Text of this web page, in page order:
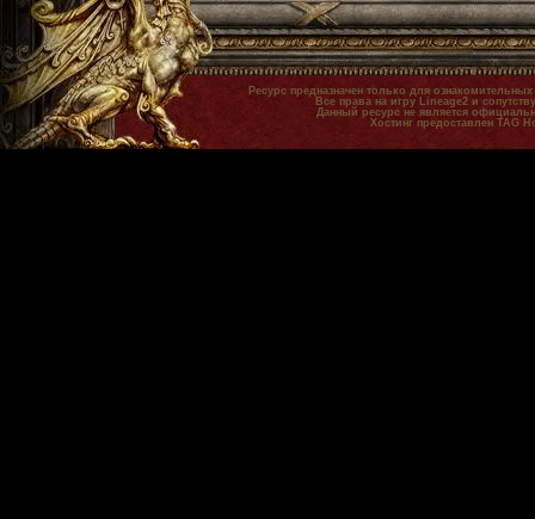
Ресурс предназначен только для
Все права на игру Lineage2 и
Данный ресурс не является
Хостинг предоставлен TAG